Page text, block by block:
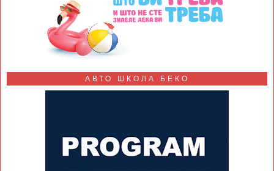
АВТО ШКОЛА БЕКО